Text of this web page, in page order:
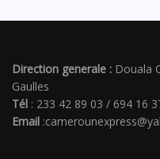
Direction generale : Douala
Gaulles
Tél : 233 42 89 03 / 694 16
Email